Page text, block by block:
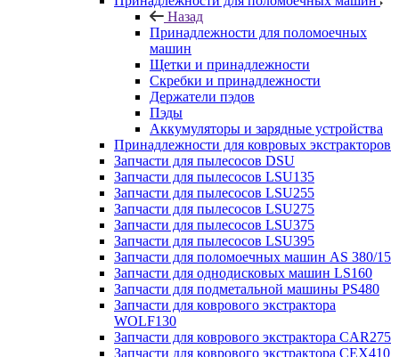
Назад
Принадлежности для поломоечных
машин
Щетки и принадлежности
Скребки и принадлежности
Держатели пэдов
Пэды
Аккумуляторы и зарядные устройства
Принадлежности для ковровых экстракторов
Запчасти для пылесосов DSU
Запчасти для пылесосов LSU135
Запчасти для пылесосов LSU255
Запчасти для пылесосов LSU275
Запчасти для пылесосов LSU375
Запчасти для пылесосов LSU395
Запчасти для поломоечных машин AS 380/15
Запчасти для однодисковых машин LS160
Запчасти для подметальной машины PS480
Запчасти для коврового экстрактора
WOLF130
Запчасти для коврового экстрактора CAR275
Запчасти для коврового экстрактора CEX410